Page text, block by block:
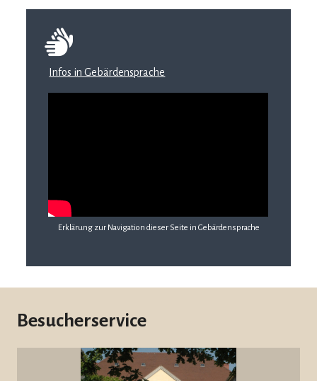
Infos in Gebärdensprache
Erklärung zur Navigation dieser Seite in Gebärdensprache
Besucherservice